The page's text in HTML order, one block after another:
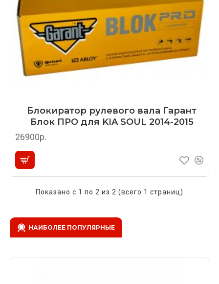
Блокиратор рулевого вала Гарант
Блок ПРО для KIA SOUL 2014-2015
26900р.
Показано с 1 по 2 из 2 (всего 1 страниц)
НАИБОЛЕЕ ПОПУЛЯРНЫЕ